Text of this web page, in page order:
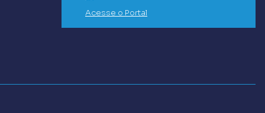
Acesse o Portal